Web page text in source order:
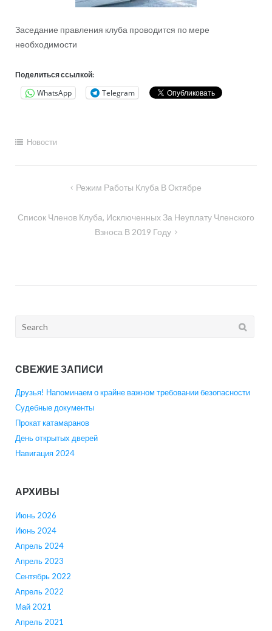
Заседание правления клуба проводится по мере
необходимости
Поделиться ссылкой:
WhatsApp Telegram
Новости
Навигация
записям
Режим Работы Клуба В Октябре
Список Членов Клуба, Исключенных За Неуплату Членского
Взноса В 2019 Году
Search
СВЕЖИЕ ЗАПИСИ
Друзья! Напоминаем о крайне важном требовании безопасности
Судебные документы
Прокат катамаранов
День открытых дверей
Навигация 2024
АРХИВЫ
Июнь 2026
Июнь 2024
Апрель 2024
Апрель 2023
Сентябрь 2022
Апрель 2022
Май 2021
Апрель 2021